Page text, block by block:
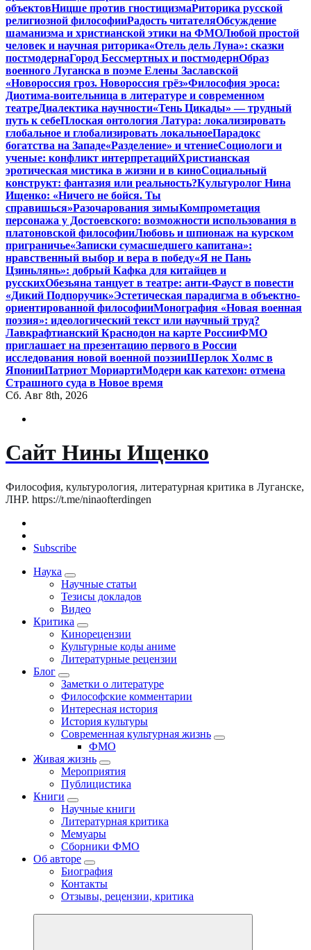
объектовНицше против гностицизмаРиторика русской
религиозной философииРадость читателяОбсуждение
шаманизма и христианской этики на ФМОЛюбой простой
человек и научная риторика«Отель дель Луна»: сказки
постмодернаГород Бессмертных и постмодернОбраз
военного Луганска в поэме Елены Заславской
«Новороссия гроз. Новороссия грёз»Философия эроса:
Диотима-воительница в литературе и современном
театреДиалектика научности«Тень Цикады» — трудный
путь к себеПлоская онтология Латура: локализировать
глобальное и глобализировать локальноеПарадокс
богатства на Западе«Разделение» и чтениеСоциологи и
ученые: конфликт интерпретацийХристианская
эротическая мистика в жизни и в киноСоциальный
конструкт: фантазия или реальность?Культуролог Нина
Ищенко: «Ничего не бойся. Ты
справишься»Разочарования зимыКомпрометация
персонажа у Достоевского: возможности использования в
платоновской философииЛюбовь и шпионаж на курском
приграничье«Записки сумасшедшего капитана»:
нравственный выбор и вера в победу«Я не Пань
Цзиньлянь»: добрый Кафка для китайцев и
русскихОбезьяна танцует в театре: анти-Фауст в повести
«Дикий Подпоручик»Эстетическая парадигма в объектно-
ориентированной философииМонография «Новая военная
поэзия»: идеологический текст или научный труд?
Лавкрафтианский Краснодон на карте РоссииФМО
приглашает на презентацию первого в России
исследования новой военной поэзииШерлок Холмс в
ЯпонииПатриот МориартиМодерн как катехон: отмена
Страшного суда в Новое время
Сб. Авг 8th, 2026
Сайт Нины Ищенко
Философия, культурология, литературная критика в Луганске,
ЛНР. https://t.me/ninaofterdingen
Subscribe
Наука
Научные статьи
Тезисы докладов
Видео
Критика
Кинорецензии
Культурные коды аниме
Литературные рецензии
Блог
Заметки о литературе
Философские комментарии
Интересная история
История культуры
Современная культурная жизнь
ФМО
Живая жизнь
Мероприятия
Публицистика
Книги
Научные книги
Литературная критика
Мемуары
Сборники ФМО
Об авторе
Биография
Контакты
Отзывы, рецензии, критика